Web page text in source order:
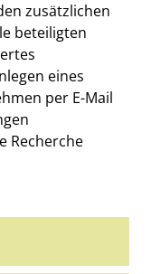
zusätzlichen
beteiligten
eines
per E-Mail
Recherche